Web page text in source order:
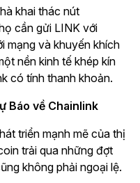
khai thác nút
cần gửi LINK với
mạng và khuyến khích
nền kinh tế khép kín
có tính thanh khoản.
Báo về Chainlink
triển mạnh mẽ của thị
trải qua những đợt
không phải ngoại lệ.